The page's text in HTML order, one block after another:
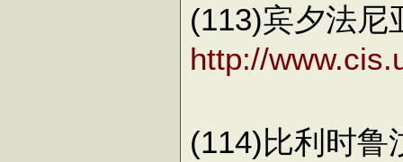
(113)宾夕法尼
http://
(114)比利时鲁